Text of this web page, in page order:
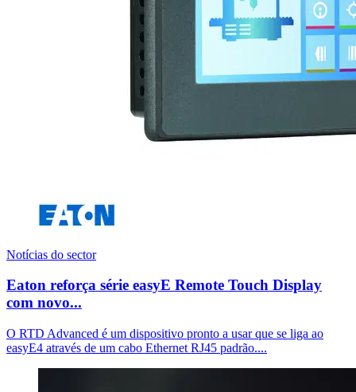
Notícias do sector
Eaton reforça série easyE Remote Touch Display
com novo...
O RTD Advanced é um dispositivo pronto a usar que se liga ao
easyE4 através de um cabo Ethernet RJ45 padrão....